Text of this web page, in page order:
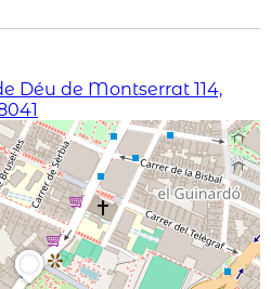
Déu de Montserrat 114,